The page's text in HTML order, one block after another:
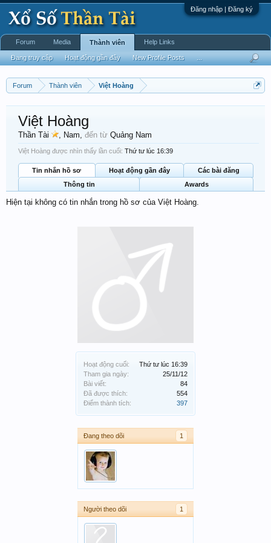
Đăng nhập | Đăng ký
Forum Thành viên Việt Hoàng
Hoạt động cuối:
Thứ tư lúc 16:39
Tham gia ngày:
25/11/12
Bài viết:
84
Đã được thích:
554
Điểm thành tích:
397
Đang theo dõi 1
Người theo dõi 1
Việt Hoàng
Thần Tài , Nam, đến từ Quảng Nam
Việt Hoàng được nhìn thấy lần cuối: Thứ tư lúc 16:39
Tin nhắn hồ sơ Hoạt động gần đây
Các bài đăng
Thông tin
Awards
Hiện tại không có tin nhắn trong hồ sơ của Việt Hoàng.
Forum Media Thành viên
Đang truy cập Hoạt động gần đây New Profile Posts
Help Links